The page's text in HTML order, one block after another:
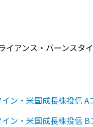
アンス・バーンスタ
ン・米国成長株投信 A
ン・米国成長株投信 B